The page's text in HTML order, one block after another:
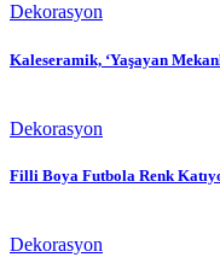
Dekorasyon
Kaleseramik, ‘Yaşayan
Dekorasyon
Filli Boya Futbola Renk
Dekorasyon